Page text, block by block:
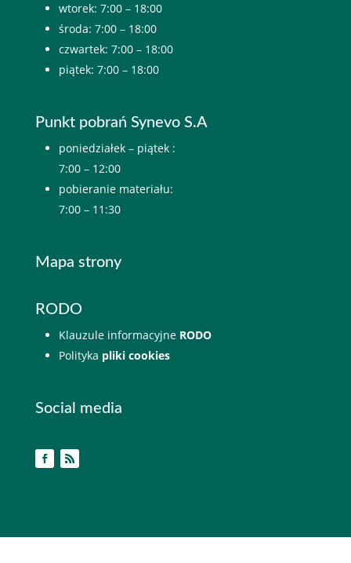
wtorek: 7:00 – 18:00
środa: 7:00 – 18:00
czwartek: 7:00 – 18:00
piątek: 7:00 – 18:00
Punkt pobrań Synevo S.A
poniedziałek – piątek :
7:00 – 12:00
pobieranie materiału:
7:00 – 11:30
Mapa strony
RODO
Klauzule informacyjne RODO
Polityka pliki cookies
Social media